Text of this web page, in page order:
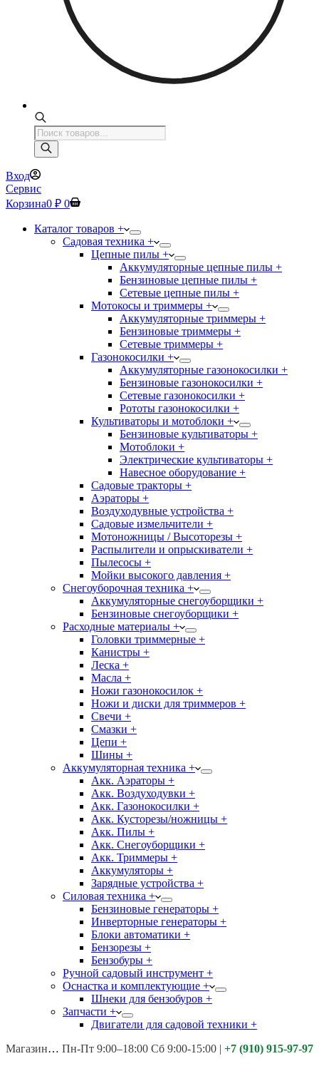
Поиск
товаров
Вход
Сервис
Корзина0 ₽ 0
Каталог товаров +
Садовая техника +
Цепные пилы +
Аккумуляторные цепные пилы +
Бензиновые цепные пилы +
Сетевые цепные пилы +
Мотокосы и триммеры +
Аккумуляторные триммеры +
Бензиновые триммеры +
Сетевые триммеры +
Газонокосилки +
Аккумуляторные газонокосилки +
Бензиновые газонокосилки +
Сетевые газонокосилки +
Рототы газонокосилки +
Культиваторы и мотоблоки +
Бензиновые культиваторы +
Мотоблоки +
Электрические культиваторы +
Навесное оборудование +
Садовые тракторы +
Аэраторы +
Воздуходувные устройства +
Садовые измельчители +
Мотоножницы / Высоторезы +
Распылители и опрыскиватели +
Пылесосы +
Мойки высокого давления +
Снегоуборочная техника +
Аккумуляторные снегоуборщики +
Бензиновые снегоуборщики +
Расходные материалы +
Головки триммерные +
Канистры +
Леска +
Масла +
Ножи газонокосилок +
Ножи и диски для триммеров +
Свечи +
Смазки +
Цепи +
Шины +
Аккумуляторная техника +
Акк. Аэраторы +
Акк. Воздуходувки +
Акк. Газонокосилки +
Акк. Кусторезы/ножницы +
Акк. Пилы +
Акк. Снегоуборщики +
Акк. Триммеры +
Аккумуляторы +
Зарядные устройства +
Силовая техника +
Бензиновые генераторы +
Инверторные генераторы +
Блоки автоматики +
Бензорезы +
Бензобуры +
Ручной садовый инструмент +
Оснастка и комплектующие +
Шнеки для бензобуров +
Запчасти +
Двигатели для садовой техники +
Магазины: Калуга ул. Московская д.113
Пн-Пт 9:00–18:00 Сб 9:00-15:00 | +7 (910) 915-97-97